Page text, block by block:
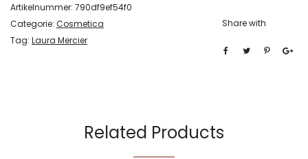
Artikelnummer: 790df9ef54f0
Categorie: Cosmetica
Tag: Laura Mercier
Share with
Related Products